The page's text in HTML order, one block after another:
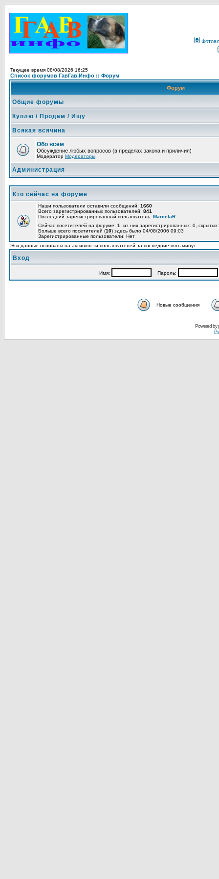
Текущее время 08/08/2026 16:25
Список форумов ГавГав.Инфо :: Форум
Форум
Общие форумы
Куплю / Продам / Ищу
Всякая всячина
Обо всем
Обсуждение любых вопросов (в пределах закона и приличия)
Модератор Модераторы
Администрация
Кто сейчас на форуме
Наши пользователи оставили сообщений: 1660
Всего зарегистрированных пользователей: 841
Последний зарегистрированный пользователь: MarcelaR
Сейчас посетителей на форуме: 1
, из них зарегистрированных: 0,
Больше всего посетителей (10) здесь было 04/08/2006 09:03
Зарегистрированные пользователи: Нет
Эти данные основаны на активности пользователей за последние пять минут
Вход
Имя: Пароль:
Новые сообщения
Powered by